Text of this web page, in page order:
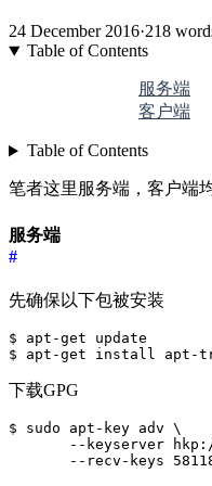
24 December 2016·218
Table of Contents
服务端
客户端
Table of Contents
笔者这里服务端，客户端
服务端
#
先确保以下包被安装
$ apt-get update
下载GPG
$ sudo apt-key adv \
--keyserver